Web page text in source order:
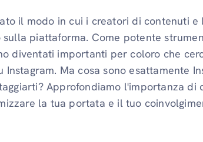
il modo in cui i creatori di contenuti e
piattaforma. Come potente
diventati importanti per coloro che
Ma cosa sono esattamente
Approfondiamo l'importanza di
la tua portata e il tuo